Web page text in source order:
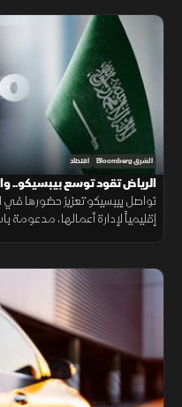
الشرق Bloomberg اقتصاد
الرياض تقود توسع بيبسيكو.. واستثمارات
تواصل بيبسيكو تعزيز حضورها
إقليمياً لإدارة أعمالها، مدعومة